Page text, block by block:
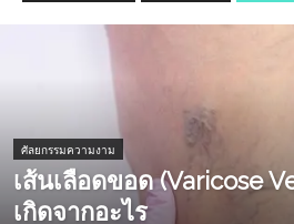
ศัลยกรรมความงาม
เส้นเลือดขอด (Varicose
เกิดจากอะไร